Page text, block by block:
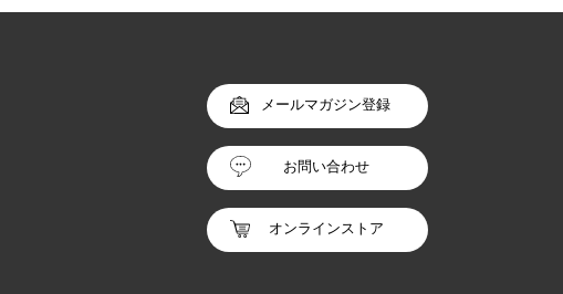
メールマガジン登録
お問い合わせ
オンラインストア